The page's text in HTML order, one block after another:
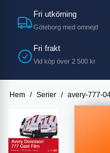
Fri utkörning
Göteborg med omnejd
Fri frakt
Vid köp över 2 500 kr
Hem / Serier / avery-777-